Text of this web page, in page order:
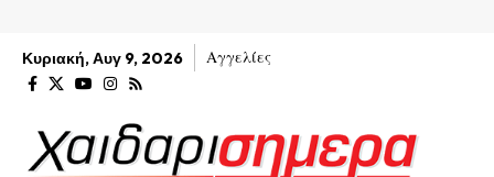
Κυριακή, Αυγ 9, 2026 Αγγελίες